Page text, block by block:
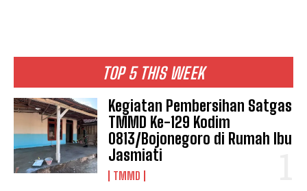
TOP 5 THIS WEEK
Kegiatan Pembersihan Satgas
TMMD Ke-129 Kodim
0813/Bojonegoro di Rumah Ibu
Jasmiati
TMMD